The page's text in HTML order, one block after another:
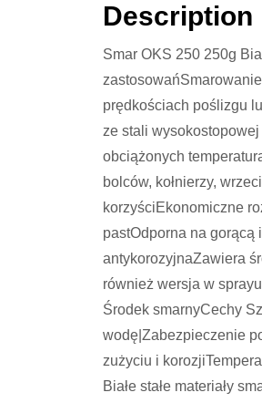
Description
Smar OKS 250 250g
prędkościach poślizgu
ze stali
obciążonych
bolców, kołnierzy,
korzyściEkonomiczne
pastOdporna na gorącą
antykorozyjnaZawiera
również wersja w
Środek smarnyCechy
wodę|Zabezpieczenie
zużyciu i
Białe stałe materiały